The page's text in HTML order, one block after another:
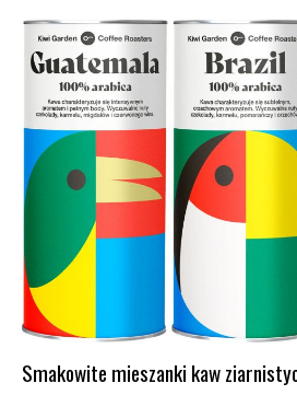
Smakowite mieszanki kaw